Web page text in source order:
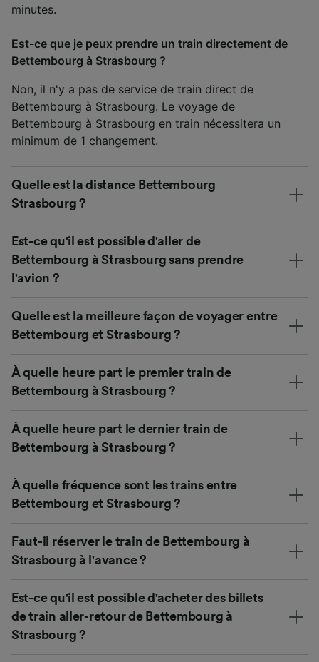
minutes.
Est-ce que je peux prendre un train directement de
Bettembourg à Strasbourg ?
Non, il n'y a pas de service de train direct de
Bettembourg à Strasbourg. Le voyage de
Bettembourg à Strasbourg en train nécessitera un
minimum de 1 changement.
Quelle est la distance Bettembourg
Strasbourg ?
Est-ce qu'il est possible d'aller de
Bettembourg à Strasbourg sans prendre
l'avion ?
Quelle est la meilleure façon de voyager entre
Bettembourg et Strasbourg ?
À quelle heure part le premier train de
Bettembourg à Strasbourg ?
À quelle heure part le dernier train de
Bettembourg à Strasbourg ?
À quelle fréquence sont les trains entre
Bettembourg et Strasbourg ?
Faut-il réserver le train de Bettembourg à
Strasbourg à l'avance ?
Est-ce qu'il est possible d'acheter des billets
de train aller-retour de Bettembourg à
Strasbourg ?